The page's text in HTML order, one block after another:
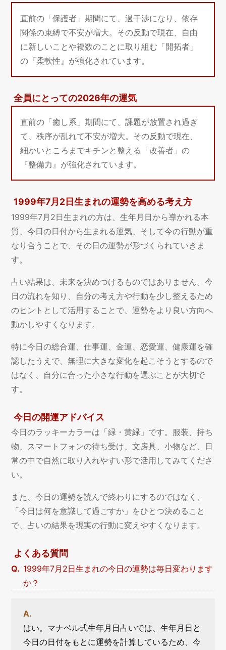
直前の「保護者」期間にて、過干渉になり、依存
関係の束縛で不安が増大。その反動で現在、自由
に新しいことや複数のことに取り組む「開拓者」
の『柔軟性』が強化されています。
全員にとっての2026年の運気
直前の「癒し系」期間にて、課題が放置され過ぎ
て、秩序が乱れて不安が増大。その反動で現在、
細かいところまでキチンと整える「改善者」の
『整備力』が強化されています。
1999年7月2日生まれの運勢を高める考え方
1999年7月2日生まれの方は、生年月日から導かれる本
質、今日の日付から生まれる運気、そして今の行動が重
なり合うことで、その日の運勢が形づくられていきま
す。
占い結果は、未来を決めつけるものではありません。今
日の流れを知り、自分の考え方や行動を少し整えるため
のヒントとして活用することで、運勢をより良い方向へ
動かしやすくなります。
特に今日の総合運、仕事運、金運、恋愛運、健康運を確
認したうえで、無理に大きな変化を起こそうとするので
はなく、自分に合った小さな行動を選ぶことが大切で
す。
今日の開運アドバイス
今日のラッキーカラーは「緑・黄緑」です。服装、持ち
物、スマートフォンの待ち受け、文房具、小物など、日
常の中で自然に取り入れやすい形で活用してみてくださ
い。
また、今日の運勢を読んで終わりにするのではなく、
「今日は何を意識して過ごすか」をひとつ決めること
で、占いの結果を現実の行動に変えやすくなります。
よくある質問
1999年7月2日生まれの今日の運勢は毎日変わります
か？
はい。マナベル式生年月日占いでは、生年月日と
今日の日付をもとに運勢を計算しているため、今